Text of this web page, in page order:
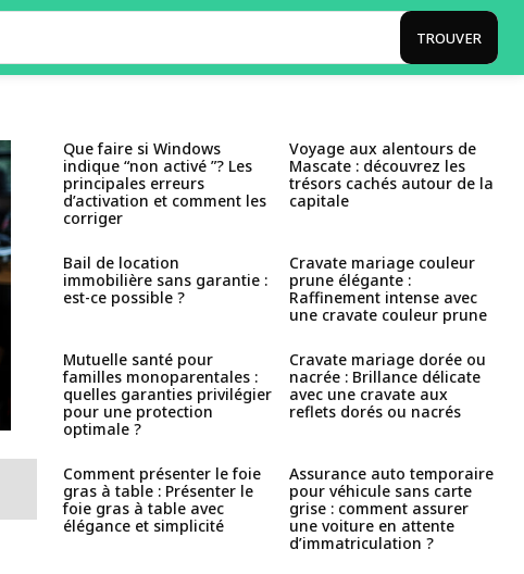
TROUVER
Que faire si Windows
indique “non activé ”? Les
principales erreurs
d’activation et comment les
corriger
Voyage aux alentours de
Mascate : découvrez les
trésors cachés autour de la
capitale
Bail de location
immobilière sans garantie :
est-ce possible ?
Cravate mariage couleur
prune élégante :
Raffinement intense avec
une cravate couleur prune
Mutuelle santé pour
familles monoparentales :
quelles garanties privilégier
pour une protection
optimale ?
Cravate mariage dorée ou
nacrée : Brillance délicate
avec une cravate aux
reflets dorés ou nacrés
Comment présenter le foie
gras à table : Présenter le
foie gras à table avec
élégance et simplicité
Assurance auto temporaire
pour véhicule sans carte
grise : comment assurer
une voiture en attente
d’immatriculation ?